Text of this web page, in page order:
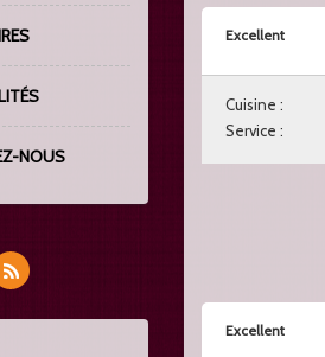
NOUS
Excellent
Cuisine :
Service :
Excellent